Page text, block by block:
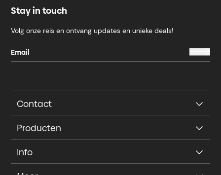
Stay in touch
Volg onze reis en ontvang updates en unieke deals!
Contact
Producten
Info